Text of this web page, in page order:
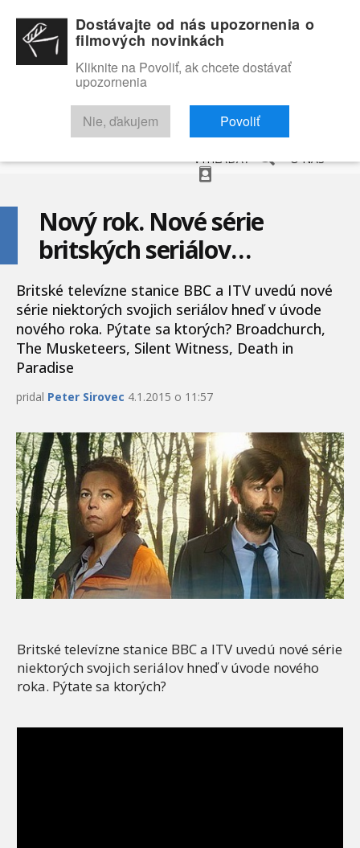
RECENZIE TRAILERY FILMOVÁ DATABÁZA
VYHĽADAŤ O NÁS
Nový rok. Nové série
britských seriálov…
Britské televízne stanice BBC a ITV uvedú nové
série niektorých svojich seriálov hneď v úvode
nového roka. Pýtate sa ktorých? Broadchurch,
The Musketeers, Silent Witness, Death in
Paradise
pridal Peter Sirovec 4.1.2015 o 11:57
Britské televízne stanice BBC a ITV uvedú nové série
niektorých svojich seriálov hneď v úvode nového
roka. Pýtate sa ktorých?
Dostávajte od nás upozornenia o
filmových novinkách
Kliknite na Povoliť, ak chcete dostávať
upozornenia
Nie, ďakujem Povoliť